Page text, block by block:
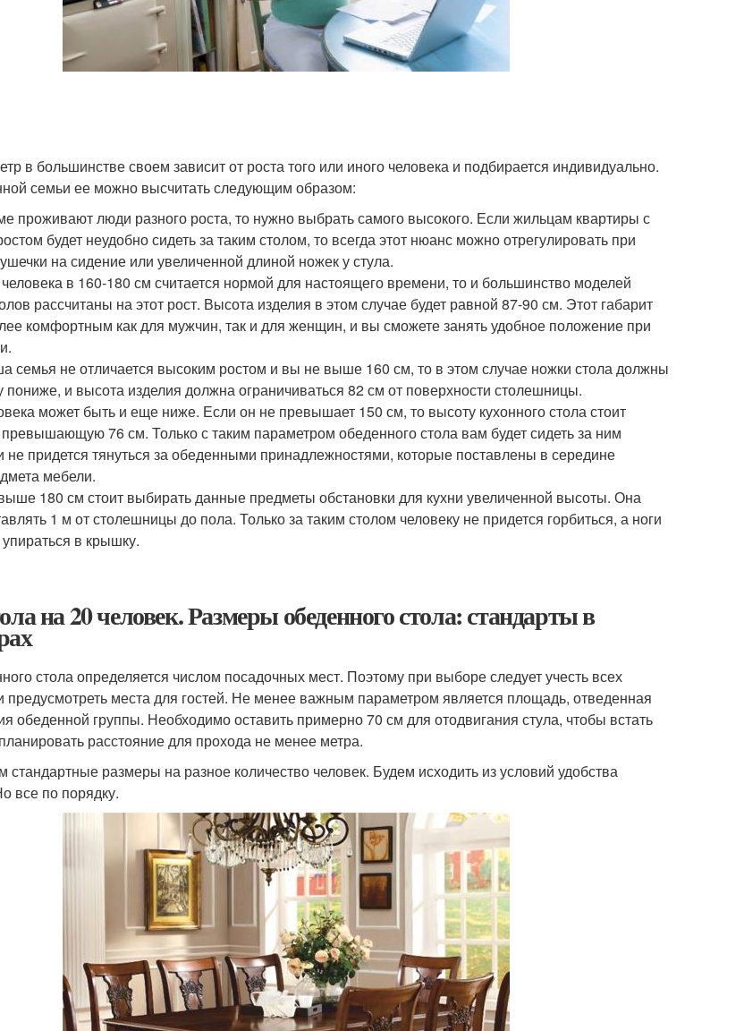
в большинстве своем зависит от роста того или иного человека и подбирается индивидуально.
семьи ее можно высчитать следующим образом:
проживают люди разного роста, то нужно выбрать самого высокого. Если жильцам квартиры с
будет неудобно сидеть за таким столом, то всегда этот нюанс можно отрегулировать при
на сидение или увеличенной длиной ножек у стула.
человека в 160-180 см считается нормой для настоящего времени, то и большинство моделей
рассчитаны на этот рост. Высота изделия в этом случае будет равной 87-90 см. Этот габарит
комфортным как для мужчин, так и для женщин, и вы сможете занять удобное положение при
семья не отличается высоким ростом и вы не выше 160 см, то в этом случае ножки стола должны
пониже, и высота изделия должна ограничиваться 82 см от поверхности столешницы.
может быть и еще ниже. Если он не превышает 150 см, то высоту кухонного стола стоит
76 см. Только с таким параметром обеденного стола вам будет сидеть за ним
не придется тянуться за обеденными принадлежностями, которые поставлены в середине
мебели.
180 см стоит выбирать данные предметы обстановки для кухни увеличенной высоты. Она
1 м от столешницы до пола. Только за таким столом человеку не придется горбиться, а ноги
упираться в крышку.
на 20 человек. Размеры обеденного стола: стандарты в
стола определяется числом посадочных мест. Поэтому при выборе следует учесть всех
предусмотреть места для гостей. Не менее важным параметром является площадь, отведенная
обеденной группы. Необходимо оставить примерно 70 см для отодвигания стула, чтобы встать
расстояние для прохода не менее метра.
размеры на разное количество человек. Будем исходить из условий удобства
все по порядку.